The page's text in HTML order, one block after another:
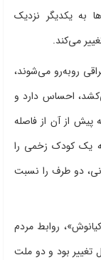
به یکدیگر نزدیک
می‌کند.
روبه‌رو می‌شوند،
احساس دارد و
پیش از آن از فاصله
یک کودک زخمی را
دو طرف را نسبت
روابط مردم
تغییر بود و دو ملت